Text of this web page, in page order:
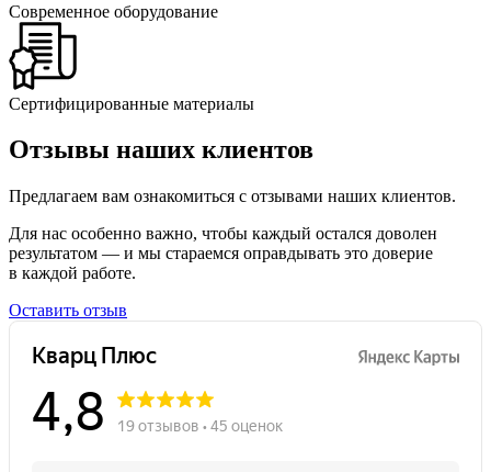
Современное оборудование
Сертифицированные материалы
Отзывы наших клиентов
Предлагаем вам ознакомиться с отзывами наших клиентов.
Для нас особенно важно, чтобы каждый остался доволен
результатом — и мы стараемся оправдывать это доверие
в каждой работе.
Оставить отзыв